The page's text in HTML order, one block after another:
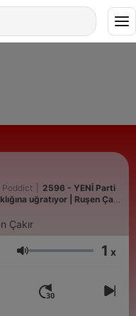
Poddict
2596 - YENİ Parti
uğratıyor | Ruşen Çakır
Çakır
Volumen 1 x